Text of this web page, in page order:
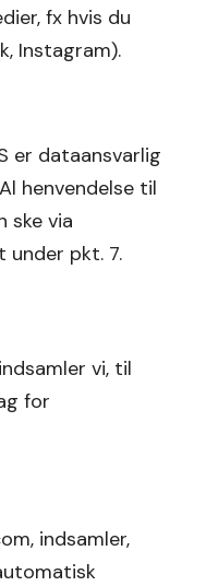
fx hvis du
Instagram).
er dataansvarlig
henvendelse til
ske via
under pkt. 7.
vi, til
for
indsamler,